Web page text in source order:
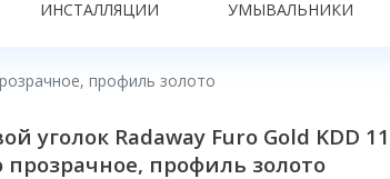
+375 17 243-24-29
ЗАКАЗАТЬ ЗВОНОК
Telegram
Viber
ИНСТАЛЛЯЦИИ УМЫВАЛЬНИКИ
профиль золото
уголок Radaway Furo Gold KDD
прозрачное, профиль золото